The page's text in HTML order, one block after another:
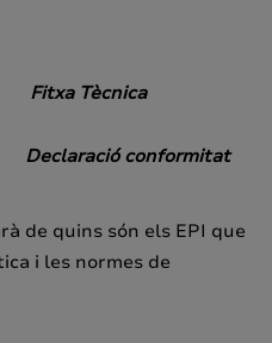
Fitxa Tècnica
Declaració conformitat
de quins són els EPI que
i les normes de